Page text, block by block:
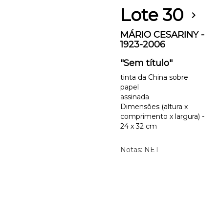
Lote 30 chevron_right
MÁRIO CESARINY -
1923-2006
"Sem título"
tinta da China sobre
papel
assinada
Dimensões (altura x
comprimento x largura) -
24 x 32 cm
Notas: NET